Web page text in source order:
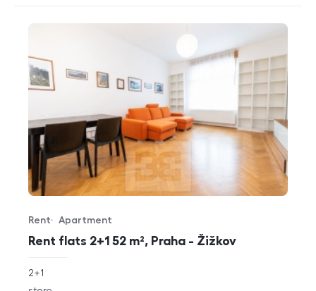
Rent flats 2+1 52 m², Praha - Žižkov
Offer type
Rent
Property type
Apartment
rozměry
2+1